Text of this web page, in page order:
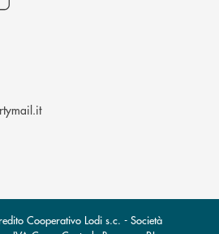
(si apre l’app di posta
l’app di posta elettronica)
Cooperativo Lodi s.c. - Società